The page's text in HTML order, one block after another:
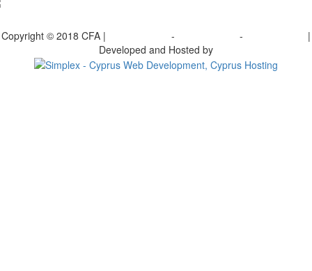
Copyright © 2018 CFA | - -
|
Developed and Hosted by